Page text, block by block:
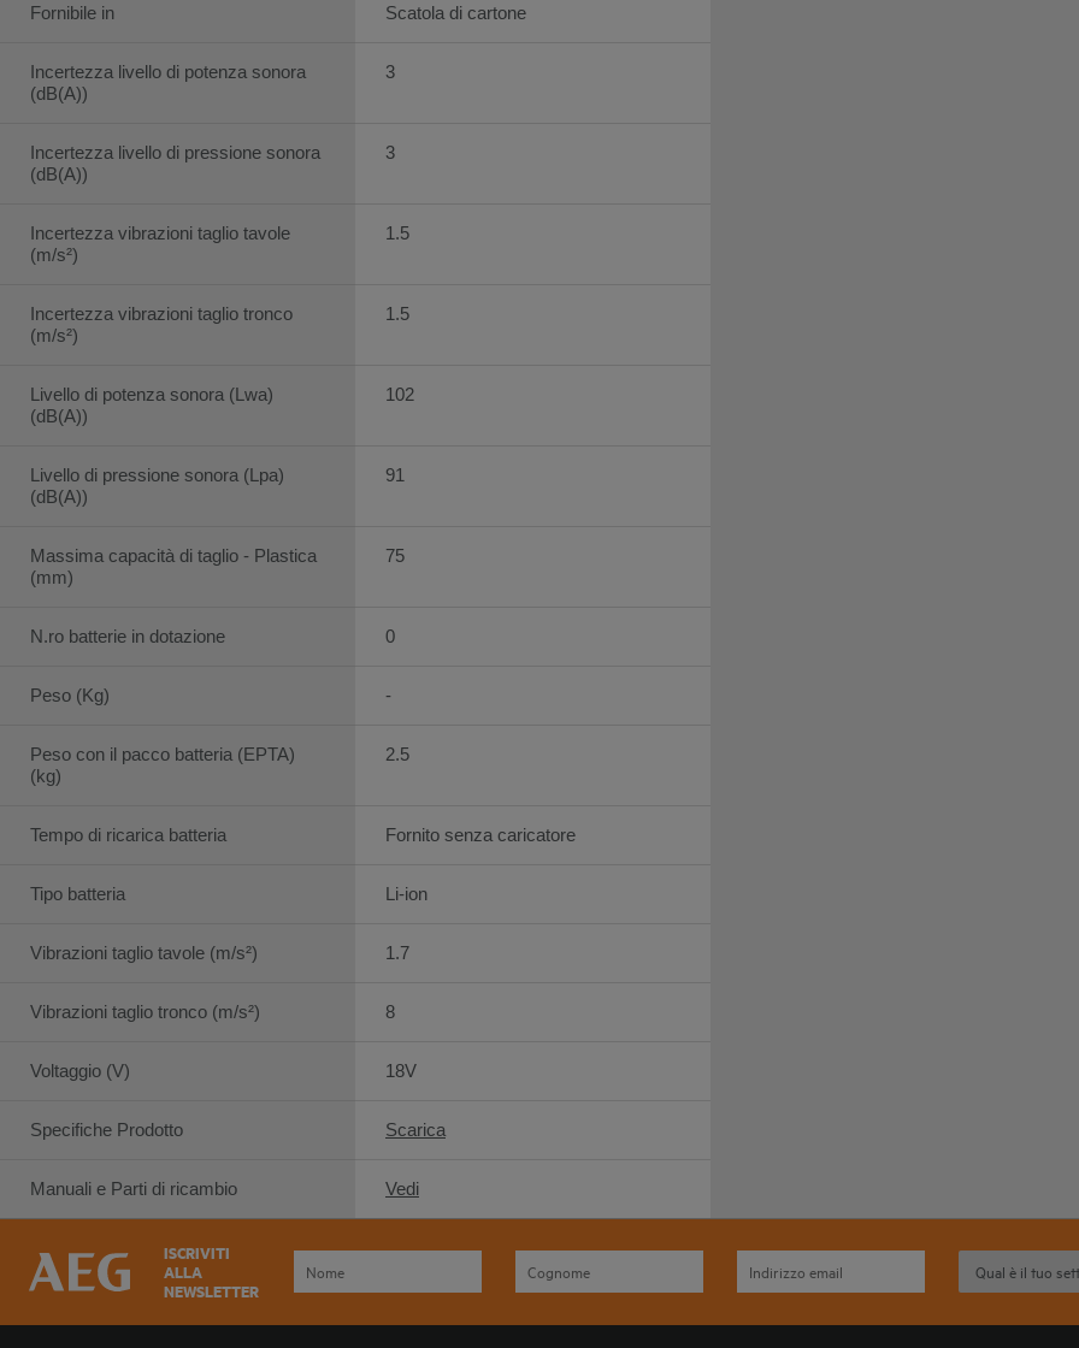
Fornibile in
Incertezza livello di potenza sonora
(dB(A))
Incertezza livello di pressione sonora
(dB(A))
Incertezza vibrazioni taglio tavole
(m/s²)
Incertezza vibrazioni taglio tronco
(m/s²)
Livello di potenza sonora (Lwa)
(dB(A))
Livello di pressione sonora (Lpa)
(dB(A))
Massima capacità di taglio - Plastica
(mm)
N.ro batterie in dotazione
Peso (Kg)
Peso con il pacco batteria (EPTA)
(kg)
Tempo di ricarica batteria
Tipo batteria
Vibrazioni taglio tavole (m/s²)
Vibrazioni taglio tronco (m/s²)
Voltaggio (V)
Specifiche Prodotto
Manuali e Parti di ricambio
Scatola di cartone
3
3
1.5
1.5
102
91
75
0
-
2.5
Fornito senza caricatore
Li-ion
1.7
8
18V
Scarica
Vedi
ISCRIVITI
ALLA
NEWSLETTER